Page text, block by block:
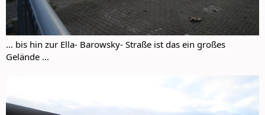
... bis hin zur Ella- Barowsky- Straße ist das ein großes
Gelände ...